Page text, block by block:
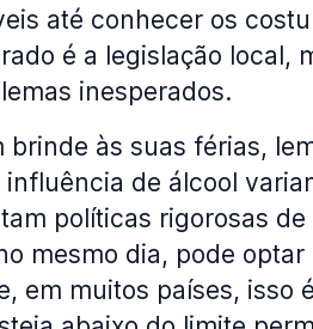
até conhecer os
é a legislação local,
inesperados.
brinde às suas férias,
de álcool
políticas rigorosas
mesmo dia, pode
em muitos países, isso